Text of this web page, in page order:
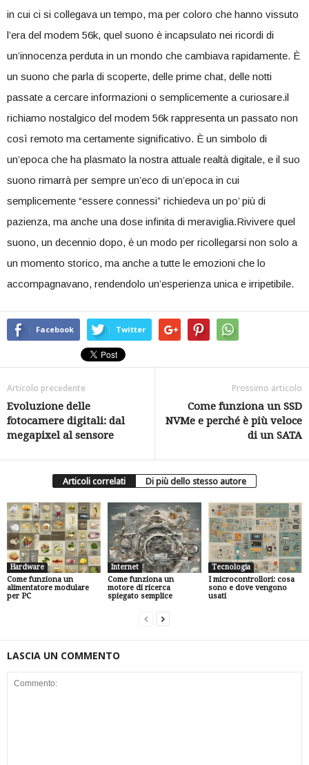
in ⁣cui ​ci si ‌collegava un tempo, ma per coloro che hanno vissuto
l’era del modem‌ 56k, quel suono è⁤ incapsulato nei ricordi di
un’innocenza perduta in un ‍mondo che cambiava⁢ rapidamente. È
un suono ​che parla⁣ di scoperte, delle prime chat, delle notti‌
passate ‍a cercare informazioni o semplicemente​ a curiosare.il
richiamo nostalgico del modem 56k rappresenta un ⁤passato non
così ⁢remoto ma certamente significativo. È un simbolo di
un’epoca che ⁣ha plasmato la nostra ​attuale ‍realtà digitale, e il suo
⁤suono rimarrà per sempre un’eco di un’epoca ⁢in⁢ cui
semplicemente “essere ⁤connessi” richiedeva un po’⁤ più di
pazienza,‍ ma anche una dose infinita di meraviglia.Rivivere quel
suono, un decennio ​dopo, è‌ un modo per ricollegarsi ⁢non​ solo a
un momento storico, ma anche a tutte​ le emozioni che lo
accompagnavano, rendendolo un’esperienza unica e irripetibile.
Facebook Twitter
Articolo precedente
Evoluzione delle
fotocamere digitali: dal
megapixel al sensore
Prossimo articolo
Come funziona un SSD
NVMe e perché è più veloce
di un SATA
Articoli correlati Di più dello stesso autore
Hardware
Come funziona un
alimentatore modulare
per PC
Internet
Come funziona un
motore di ricerca
spiegato semplice
Tecnologia
I microcontrollori: cosa
sono e dove vengono
usati
LASCIA UN COMMENTO